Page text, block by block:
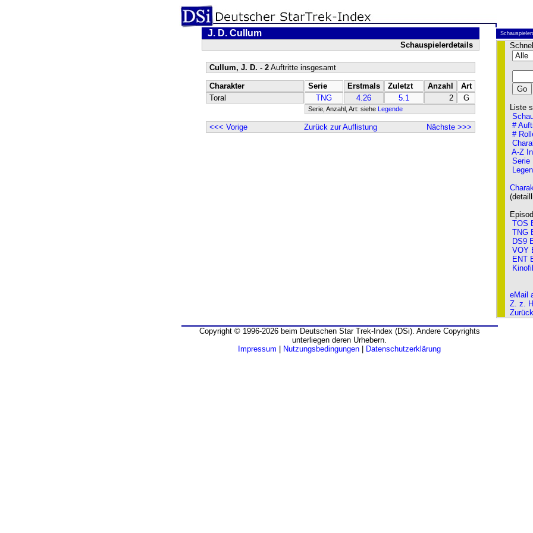
J. D. Cullum
Schauspielerdetails
Cullum, J. D. - 2Auftritte insgesamt
Charakter Serie Erstmals Zuletzt Anzahl
Art
Toral
TNG 4.26 5.1 2 G
Serie, Anzahl, Art: siehe Legende
<<< Vorige Zurück zur Auflistung Nächste >>>
Liste
#
#
A-Z
Serie
TOS
TNG
DS9
VOY
ENT
eMail
Z. z.
Copyright © 1996-2026 beim Deutschen Star Trek-Index (DSi). Andere Copyrights
unterliegen deren Urhebern.
Impressum
Nutzungsbedingungen Datenschutzerklärung